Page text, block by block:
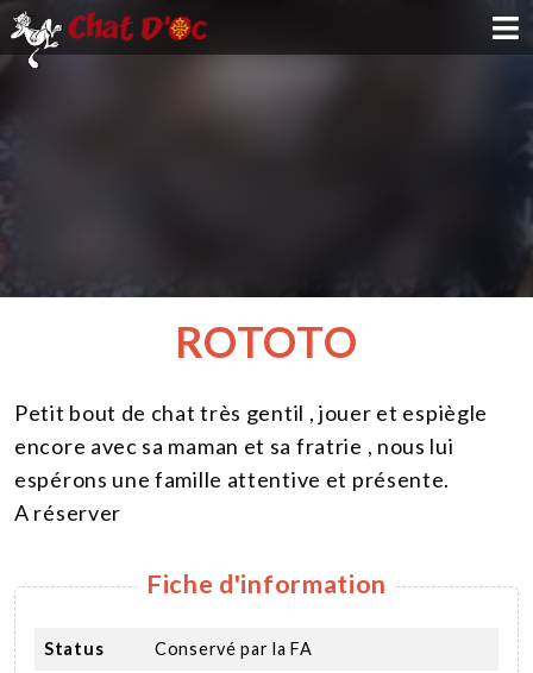
NOUS SOUTENIR
CONTACT
ROTOTO
Petit bout de chat très gentil , jouer et espiègle
encore avec sa maman et sa fratrie , nous lui
espérons une famille attentive et présente.
A réserver
Fiche d'information
Status Conservé par la FA